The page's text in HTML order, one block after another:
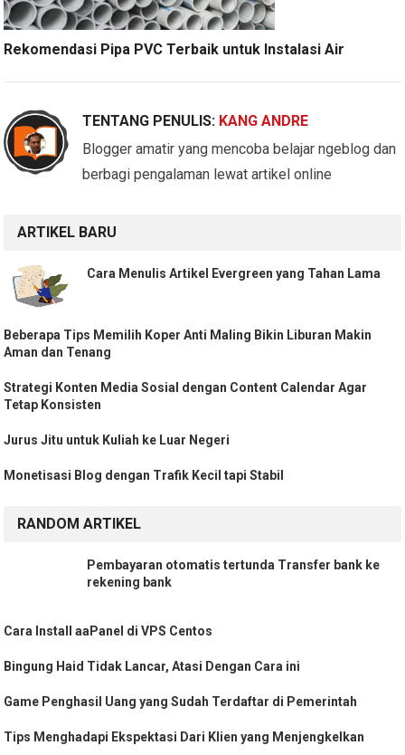
Rekomendasi Pipa PVC Terbaik untuk Instalasi Air
TENTANG PENULIS: KANG ANDRE
Blogger amatir yang mencoba belajar ngeblog dan
berbagi pengalaman lewat artikel online
ARTIKEL BARU
Cara Menulis Artikel Evergreen yang Tahan Lama
Beberapa Tips Memilih Koper Anti Maling Bikin Liburan Makin
Aman dan Tenang
Strategi Konten Media Sosial dengan Content Calendar Agar
Tetap Konsisten
Jurus Jitu untuk Kuliah ke Luar Negeri
Monetisasi Blog dengan Trafik Kecil tapi Stabil
RANDOM ARTIKEL
Pembayaran otomatis tertunda Transfer bank ke
rekening bank
Cara Install aaPanel di VPS Centos
Bingung Haid Tidak Lancar, Atasi Dengan Cara ini
Game Penghasil Uang yang Sudah Terdaftar di Pemerintah
Tips Menghadapi Ekspektasi Dari Klien yang Menjengkelkan